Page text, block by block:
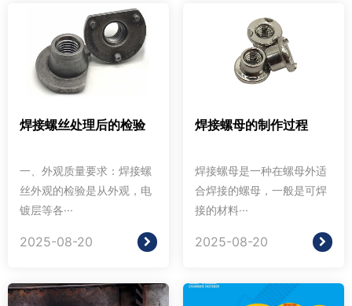
焊接螺丝处理后的检验
一、外观质量要求：焊接螺
丝外观的检验是从外观，电
镀层等各···
2025-08-20
焊接螺母的制作过程
焊接螺母是一种在螺母外适
合焊接的螺母，一般是可焊
接的材料···
2025-08-20